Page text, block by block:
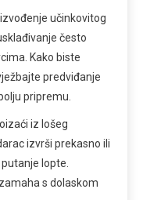
učinkovitog
često
Kako biste
predviđanje
pripremu.
iz lošeg
izvrši prekasno ili
lopte.
s dolaskom